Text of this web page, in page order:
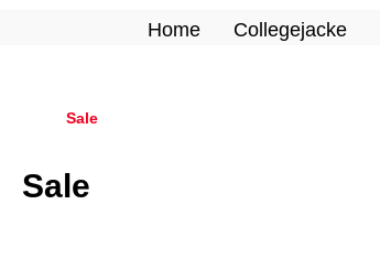
Home Collegejacke
Sale
Sale